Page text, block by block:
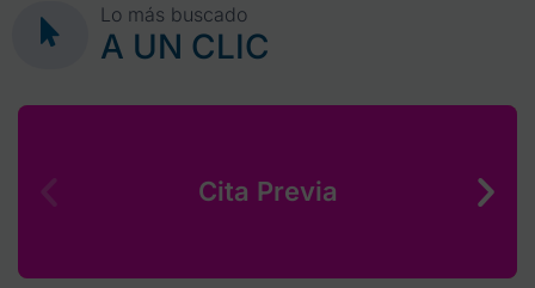
Lo más buscado
A UN CLIC
Cita Previa